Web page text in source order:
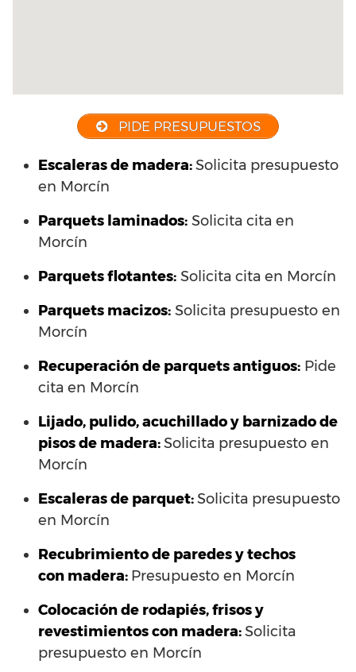
PIDE PRESUPUESTOS
Escaleras de madera:Solicita presupuesto
en Morcín
Parquets laminados: Solicita cita en
Morcín
Parquets flotantes: Solicita cita en Morcín
Parquets macizos: Solicita presupuesto en
Morcín
Recuperación de parquets antiguos: Pide
cita en Morcín
Lijado, pulido, acuchillado y barnizado de
pisos de madera:Solicita presupuesto en
Morcín
Escaleras de parquet:Solicita presupuesto
en Morcín
Recubrimiento de paredes y techos
con madera: Presupuesto en Morcín
Colocación de rodapiés, frisos y
revestimientos con madera:Solicita
presupuesto en Morcín